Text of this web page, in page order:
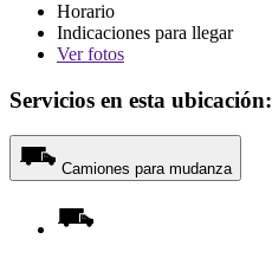
Horario
Indicaciones para llegar
Verfotos
Servicios en esta ubicación:
Camiones para mudanza